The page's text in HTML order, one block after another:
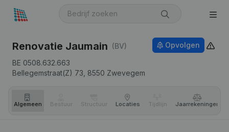
Renovatie Jaumain (BV)
BE 0508.632.663
Bellegemstraat(Z) 73, 8550 Zwevegem
Opvolgen
Algemeen Bestuur Structuur Locaties Tijdlijn Jaar­rekeningen